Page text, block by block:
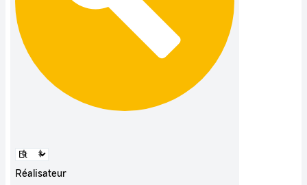
Réalisateur